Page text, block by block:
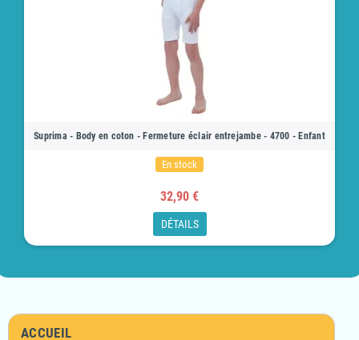
ACCUEIL
Suprima - Body en coton - Fermeture éclair entrejambe - 4700 - Enfant
En stock
32,90 €
DÉTAILS